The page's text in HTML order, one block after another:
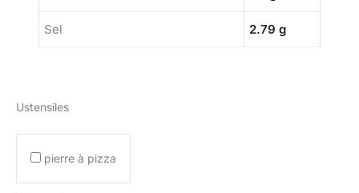
Sel 2.79 g
Ustensiles
pierre à pizza